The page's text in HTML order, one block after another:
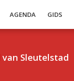
AGENDA GIDS
van Sleutelstad